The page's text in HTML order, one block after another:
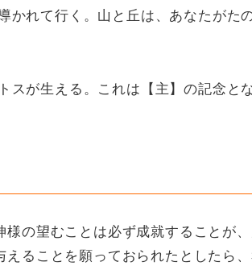
かれて行く。山と丘は、あなたがた
スが生える。これは【主】の記念と
の望むことは必ず成就することが、
ることを願っておられたとしたら